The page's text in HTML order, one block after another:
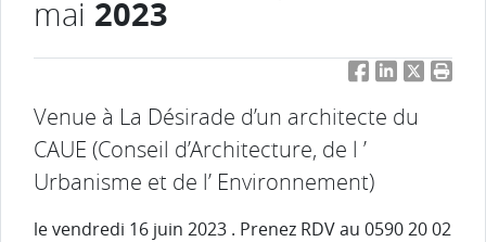
mai 2023
FacebookLinkedIn
Twitter
Venue à La Désirade d’un architecte du
CAUE (Conseil d’Architecture, de l ’
Urbanisme et de l’ Environnement)
le vendredi 16 juin 2023 . Prenez RDV au 0590 20 02